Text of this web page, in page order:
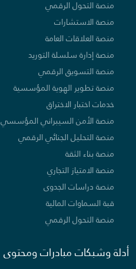
منصة التحول الرقمي
منصة الاستشارات
منصة العلاقات العامة
منصة إدارة سلسلة التوريد
منصة التسويق الرقمي
منصة تطوير الهوية المؤسسية
خدمات اختبار الاختراق
منصة الأمن السيبراني المؤسسي
منصة التحليل الجنائي الرقمي
منصة بناء الثقة
منصة الامتياز التجاري
منصة دراسات الجدوى
قبة السماوات المالية
منصة التحول الرقمي
أدلة وشبكات مبادرات ومحتوى